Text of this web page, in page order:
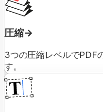
圧縮
3つの圧縮レベルでPDF
す。